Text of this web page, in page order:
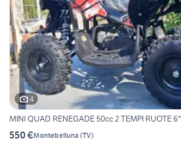
4
MINI QUAD RENEGADE 50cc 2 TEMPI RUOTE 6"
550 €Montebelluna (TV)